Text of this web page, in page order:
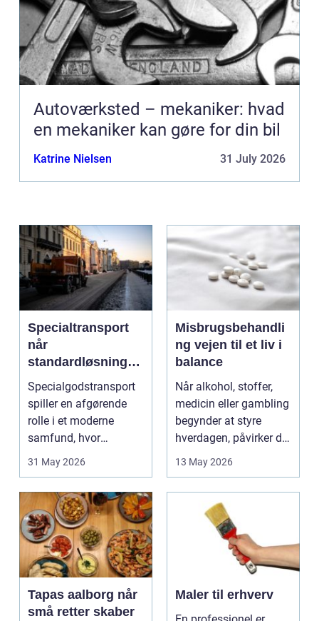
Autoværksted – mekaniker: hvad
en mekaniker kan gøre for din bil
Katrine Nielsen 31 July 2026
Specialtransport
når
standardløsninger
ikke rækker
Specialgodstransport
spiller en afgørende
rolle i et moderne
samfund, hvor
industrien bliver mere
31 May 2026
Misbrugsbehandli
ng vejen til et liv i
balance
Når alkohol, stoffer,
medicin eller gambling
begynder at styre
hverdagen, påvirker det
ikke kun pers...
13 May 2026
Tapas aalborg når
små retter skaber
Maler til erhverv